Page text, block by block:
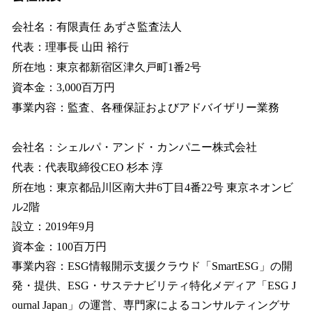
会社名：有限責任 あずさ監査法人
代表：理事長 山田 裕行
所在地：東京都新宿区津久戸町1番2号
資本金：3,000百万円
事業内容：監査、各種保証およびアドバイザリー業務
会社名：シェルパ・アンド・カンパニー株式会社
代表：代表取締役CEO 杉本 淳
所在地：東京都品川区南大井6丁目4番22号 東京ネオンビ
ル2階
設立：2019年9月
資本金：100百万円
事業内容：ESG情報開示支援クラウド「SmartESG」の開
発・提供、ESG・サステナビリティ特化メディア「ESG J
ournal Japan」の運営、専門家によるコンサルティングサ